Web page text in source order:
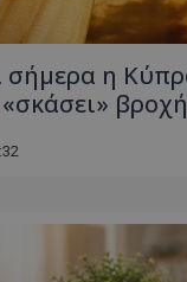
σήμερα η
βροχή